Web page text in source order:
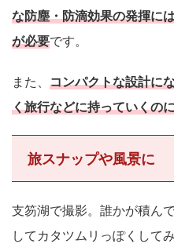
な防塵・防滴効果の発揮に
が必要です。
また、 コンパクトな設計に
く旅行などに持っていくの
旅スナップや風景に
支笏湖で撮影。誰かが積ん
してカタツムリっぽくしてみ